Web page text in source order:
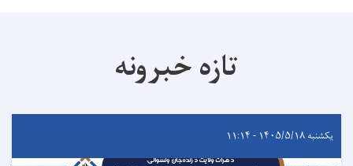
تازه خبرونه
یکشنبه ۱۴۰۵/۵/۱۸ - ۱۱:۱۴